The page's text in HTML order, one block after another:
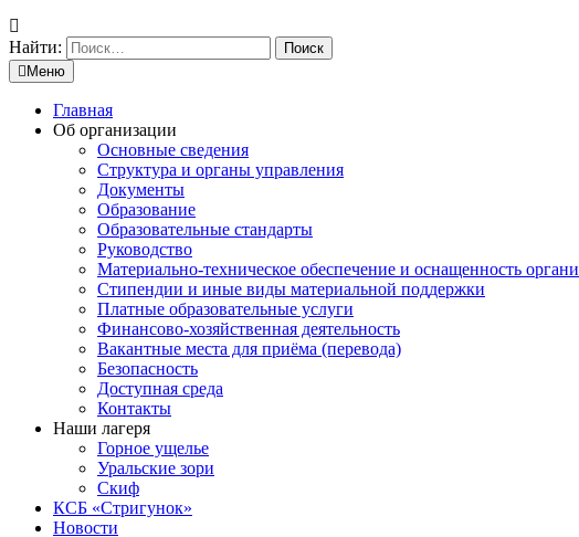
Найти:
Меню
Главная
Об организации
Основные сведения
Структура и органы управления
Документы
Образование
Образовательные стандарты
Руководство
Материально-техническое обеспечение и оснащенность
Стипендии и иные виды материальной поддержки
Платные образовательные услуги
Финансово-хозяйственная деятельность
Вакантные места для приёма (перевода)
Безопасность
Доступная среда
Контакты
Наши лагеря
Горное ущелье
Уральские зори
Скиф
КСБ «Стригунок»
Новости